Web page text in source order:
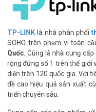
Đặt mua hàng Tapo C211
Vuhoangtelecomnhé.
TP-LINK là nhà phân phối
SOHO trên phạm vi toàn
Quốc . Cũng là nhà cung
rộng đứng số 1 trên thế giới
diện trên 120 quốc gia. Với
đề cao hiệu quả sản xuất
triển chuyên sâu.